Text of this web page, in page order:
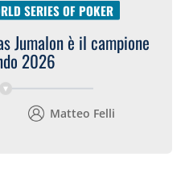
SERIES OF POKER
Jumalon è il campione
2026
Matteo Felli